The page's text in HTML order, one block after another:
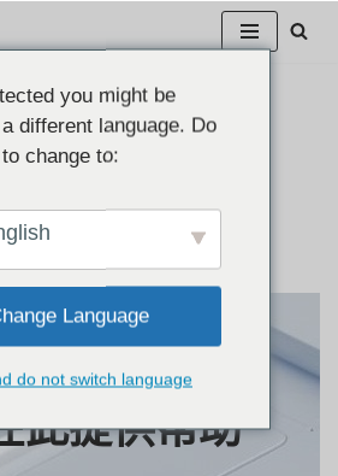
此提供帮助
you might be
different language. Do
change to:
Language
do not switch language